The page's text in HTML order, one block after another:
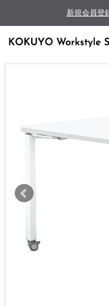
新規会員登